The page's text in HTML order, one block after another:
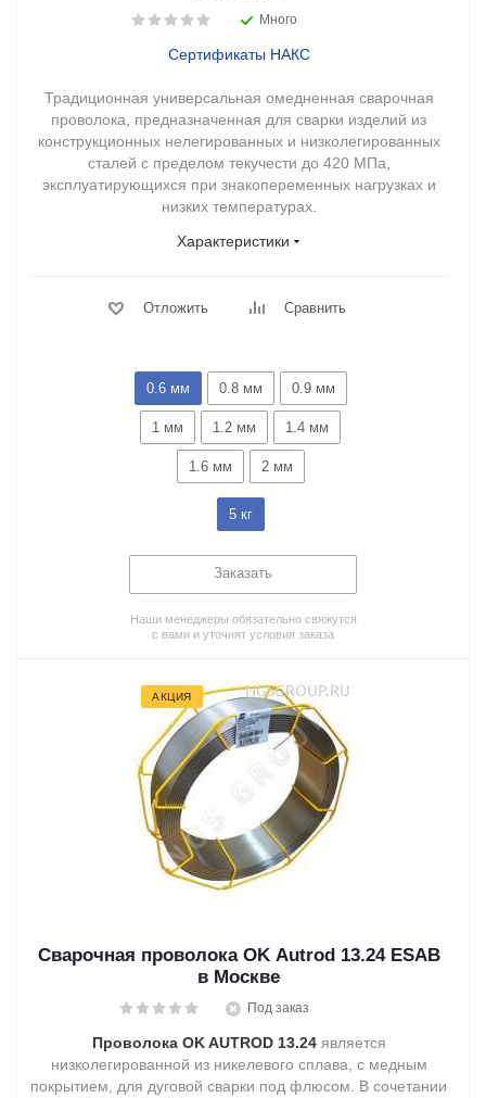
Много
Сертификаты НАКС
Традиционная универсальная омедненная сварочная
проволока, предназначенная для сварки изделий из
конструкционных нелегированных и низколегированных
сталей с пределом текучести до 420 МПа,
эксплуатирующихся при знакопеременных нагрузках и
низких температурах.
Характеристики
Отложить Сравнить
0.6 мм 0.8 мм 0.9 мм
1 мм 1.2 мм 1.4 мм
1.6 мм 2 мм
5 кг
Заказать
Наши менеджеры обязательно свяжутся
с вами и уточнят условия заказа
АКЦИЯ
Сварочная проволока OK Autrod 13.24 ESAB
в Москве
Под заказ
Проволока OK AUTROD 13.24является
низколегированной из никелевого сплава, с медным
покрытием, для дуговой сварки под флюсом. В сочетании